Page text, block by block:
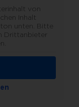
von
Inhalt
unten. Bitte
Drittanbieter